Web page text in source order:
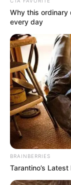
Why this ordinary
every day
BRAINBERRIES
Tarantino’s